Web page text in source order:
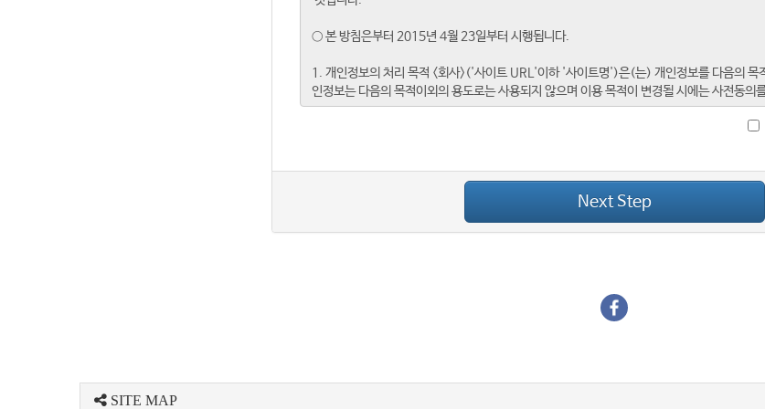
Next Step
SITE MAP